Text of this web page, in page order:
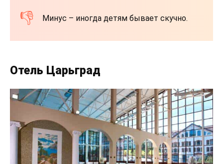
Минус – иногда детям бывает скучно.
Отель Царьград